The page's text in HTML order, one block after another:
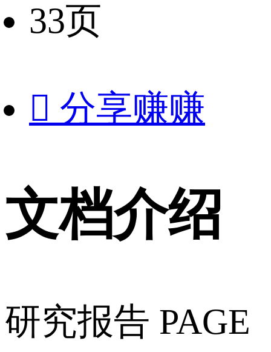
33页
 分享赚赚
文档介绍
研究报告 PAGE